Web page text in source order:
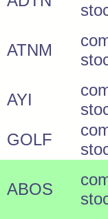
ATNM
AYI
GOLF
ABOS